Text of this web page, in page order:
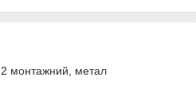
монтажний, метал